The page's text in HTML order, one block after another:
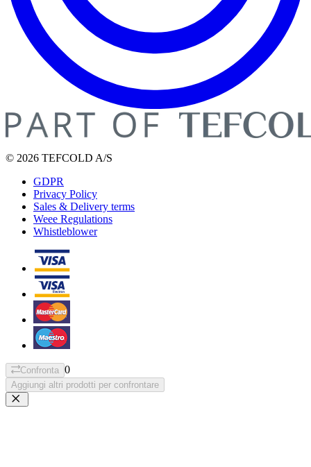
© 2026 TEFCOLD A/S
GDPR
Privacy Policy
Sales & Delivery terms
Weee Regulations
Whistleblower
Confronta 0
Aggiungi altri prodotti per confrontare